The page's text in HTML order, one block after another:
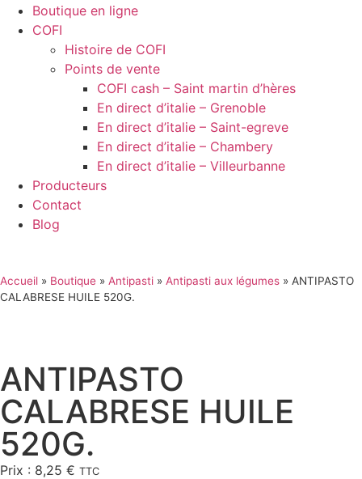
Boutique en ligne
COFI
Histoire de COFI
Points de vente
COFI cash – Saint martin d’hères
En direct d’italie – Grenoble
En direct d’italie – Saint-egreve
En direct d’italie – Chambery
En direct d’italie – Villeurbanne
Producteurs
Contact
Blog
Accueil » Boutique » Antipasti » Antipasti aux légumes » ANTIPASTO
CALABRESE HUILE 520G.
ANTIPASTO
CALABRESE HUILE
520G.
Prix : 8,25 € TTC